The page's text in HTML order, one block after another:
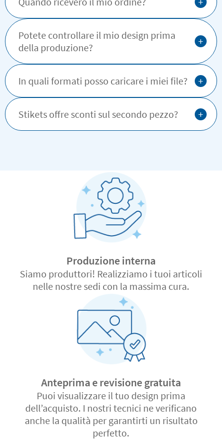
Potete controllare il mio design prima
della produzione?
+
In quali formati posso caricare i miei file? +
Stikets offre sconti sul secondo pezzo? +
Produzione interna
Siamo produttori! Realizziamo i tuoi articoli
nelle nostre sedi con la massima cura.
Anteprima e revisione gratuita
Puoi visualizzare il tuo design prima
dell’acquisto. I nostri tecnici ne verificano
anche la qualità per garantirti un risultato
perfetto.